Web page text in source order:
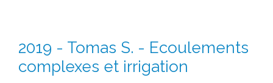
2019 - Tomas S. - Ecoulements
complexes et irrigation